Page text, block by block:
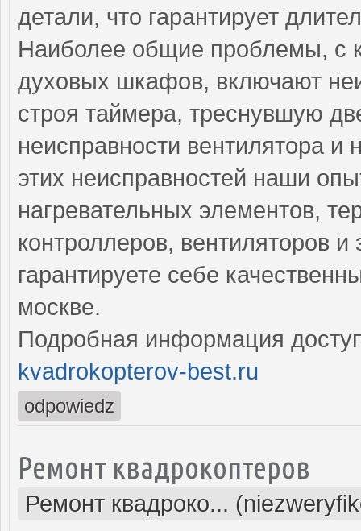
детали, что гарантирует
Наиболее общие проблемы, с
духовых шкафов, включают
строя таймера, треснувшую
неисправности вентилятора
этих неисправностей наши
нагревательных элементов,
контроллеров, вентиляторов
гарантируете себе
москве.
Подробная информация
kvadrokopterov-best.ru
odpowiedz
Ремонт квадрокоптеров
Ремонт квадроко...